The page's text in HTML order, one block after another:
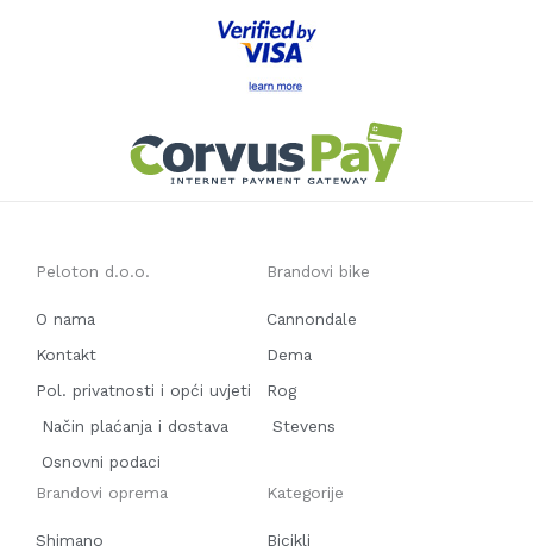
Peloton d.o.o.
O nama
Kontakt
Pol. privatnosti i opći uvjeti
Način plaćanja i dostava
Osnovni podaci
Brandovi bike
Cannondale
Dema
Rog
Stevens
Brandovi oprema
Shimano
Kategorije
Bicikli